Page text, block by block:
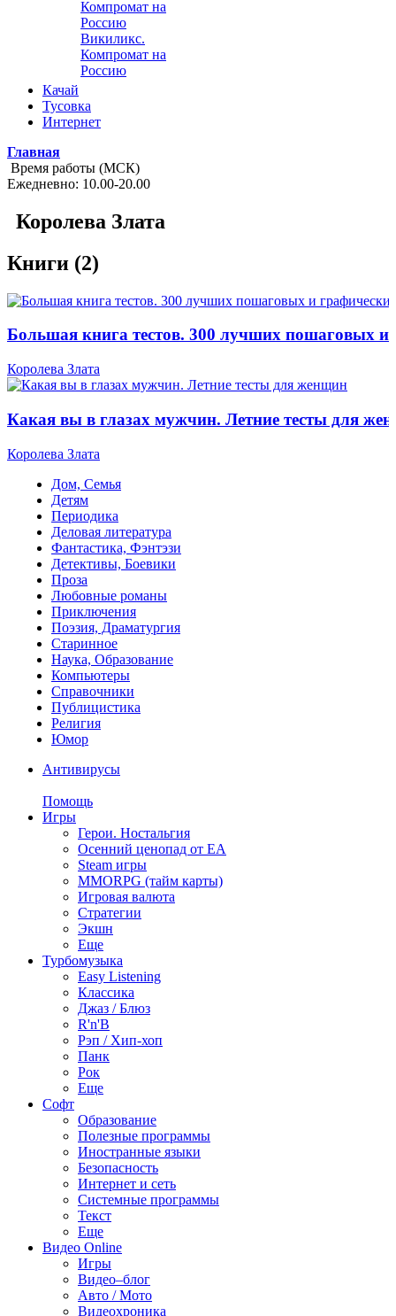
Викиликс.
Компромат на
Россию
Качай
Тусовка
Интернет
Главная
Время работы (МСК)
Ежедневно: 10.00-20.00
Королева Злата
Книги (2)
Большая книга тестов. 300 лучших пошаговых и
Королева Злата
Какая вы в глазах мужчин. Летние тесты для
Королева Злата
Дом, Семья
Детям
Периодика
Деловая литература
Фантастика, Фэнтэзи
Детективы, Боевики
Проза
Любовные романы
Приключения
Поэзия, Драматургия
Старинное
Наука, Образование
Компьютеры
Справочники
Публицистика
Религия
Юмор
Антивирусы
Помощь
Игры
Герои. Ностальгия
Осенний ценопад от EA
Steam игры
MMORPG (тайм карты)
Игровая валюта
Стратегии
Экшн
Еще
Турбомузыка
Easy Listening
Классика
Джаз / Блюз
R'n'B
Рэп / Хип-хоп
Панк
Рок
Еще
Софт
Образование
Полезные программы
Иностранные языки
Безопасность
Интернет и сеть
Системные программы
Текст
Еще
Видео Online
Игры
Видео–блог
Авто / Мото
Видеохроника